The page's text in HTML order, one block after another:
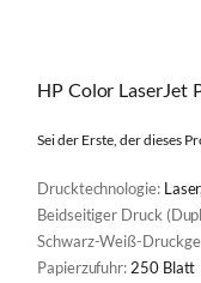
HP Color LaserJet
Sei der Erste, der dieses
Drucktechnologie:
Beidseitiger Druck
Schwarz-Weiß-
Papierzufuhr:250 Blatt